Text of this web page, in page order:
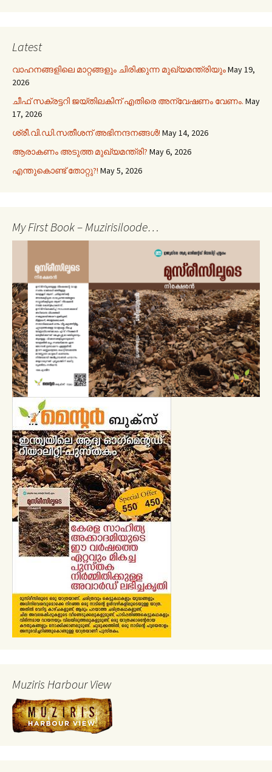
Latest
വാഹനങ്ങളിലെ മാറ്റങ്ങളും ചിരിക്കുന്ന മുഖ്യമന്ത്രിയുംMay 19,
2026
ചീഫ് സക്രട്ടറി ജയ്തിലകിന് എതിരെ അന്വേഷണം വേണം. May
17, 2026
ശ്രീ.വി.ഡി.സതീശന് അഭിനന്ദനങ്ങൾ! May 14, 2026
ആരാകണം അടുത്ത മുഖ്യമന്ത്രി? May 6, 2026
എന്തുകൊണ്ട് തോറ്റു?! May 5, 2026
My First Book – Muzirisiloode…
Muziris Harbour View